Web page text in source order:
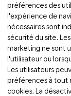
préférences des
l'expérience de
nécessaires sont
sécurité du site.
marketing ne sont
l'utilisateur ou
Les utilisateurs
préférences à tout
cookies. La